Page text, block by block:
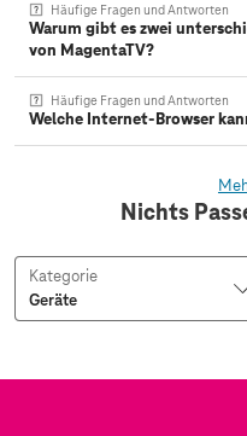
Häufige Fragen und Antworten
Warum gibt es zwei
von MagentaTV?
Häufige Fragen und Antworten
Welche Internet-Browser
Nichts
Kategorie